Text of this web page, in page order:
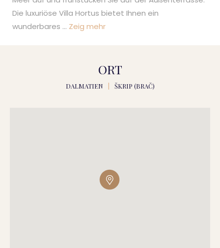
Die luxuriöse Villa Hortus bietet Ihnen ein
wunderbares ... Zeig mehr
ORT
DALMATIEN ŠKRIP (BRAČ)